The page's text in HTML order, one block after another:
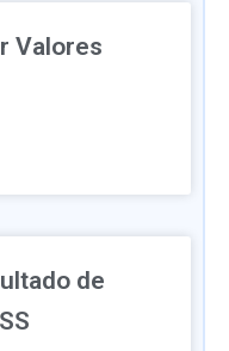
Valores
de